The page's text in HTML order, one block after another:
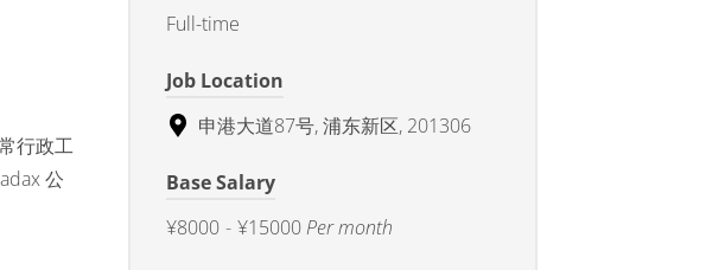
行政工
公
Full-time
Job Location
申港大道87号, 浦东新区, 201306
Base Salary
¥8000 - ¥15000Per month